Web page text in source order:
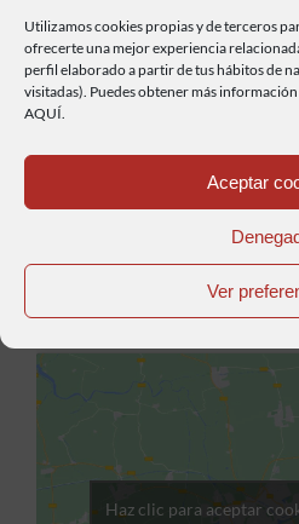
Utilizamos cookies propias y de terceros
ofrecerte una mejor experiencia
perfil elaborado a partir de tus hábitos de
visitadas). Puedes obtener más
AQUÍ.
Aceptar
Ver
éxito fue conocido como
Haz clic para aceptar